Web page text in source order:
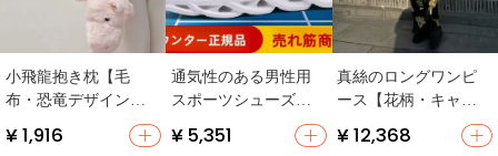
小飛龍抱き枕【毛
布・恐竜デザイン・
女の子向け・誕生日
プレゼント】
¥ 1,916
通気性のある男性用
スポーツシューズ
グ・フライニット・
¥ 5,351
真絲のロングワンピ
ース【花柄・キャミ
ト】
¥ 12,368